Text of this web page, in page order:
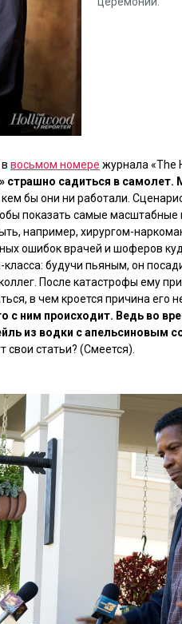
восьмом номере журнала «The
страшно садиться в самолет.
бы они ни работали.
показать самые масштабные
например, хирургом-
ошибок врачей и шоферов
класса: будучи пьяным, он
После катастрофы ему
в чем кроется причина его
с ним происходит. Ведь во
из водки с апельсиновым
статьи? (Смеется).